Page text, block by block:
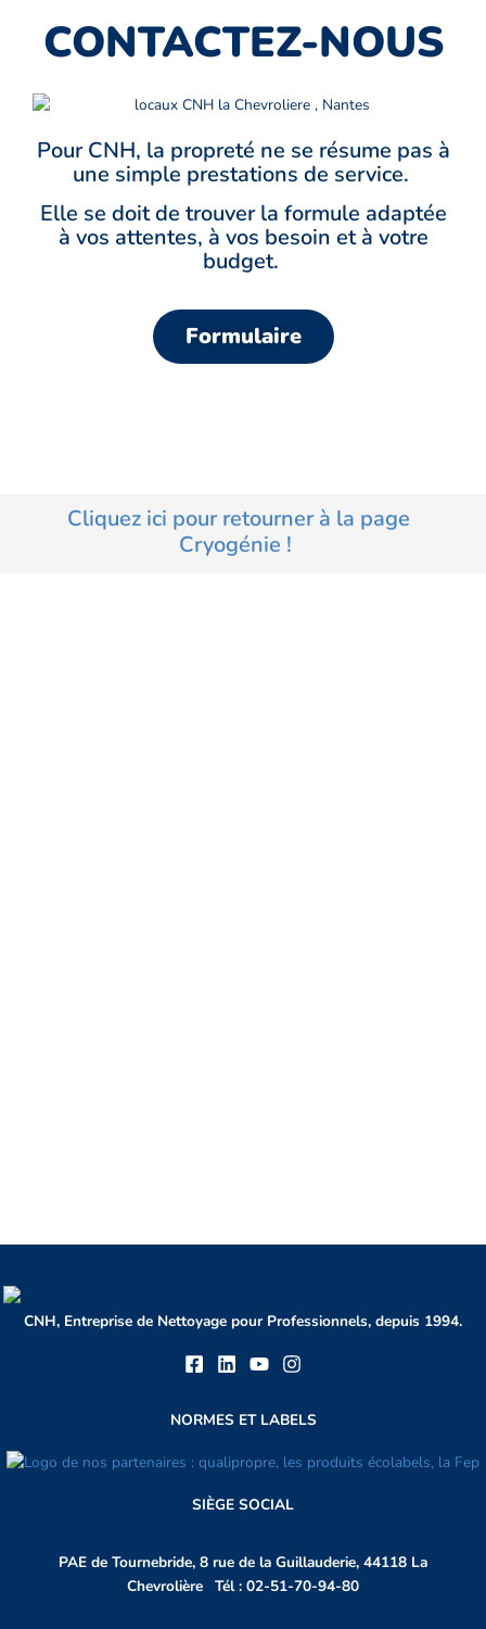
CONTACTEZ-NOUS
Pour CNH, la propreté ne se résume pas à
une simple prestations de service.
Elle se doit de trouver la formule adaptée
à vos attentes, à vos besoin et à votre
budget.
Formulaire
Cliquez ici pour retourner à la page
Cryogénie !
CNH, Entreprise de Nettoyage pour Professionnels, depuis 1994.
NORMES ET LABELS
SIÈGE SOCIAL
PAE de Tournebride, 8 rue de la Guillauderie, 44118 La
Chevrolière Tél : 02-51-70-94-80